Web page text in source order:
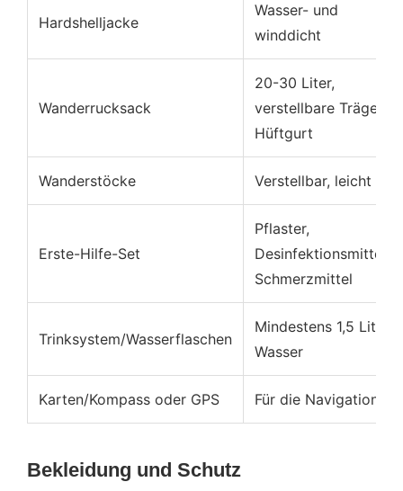
Hardshelljacke
Wasser- und
winddicht
Wanderrucksack
20-30 Liter,
verstellbare Träger,
Hüftgurt
Wanderstöcke Verstellbar, leicht
Erste-Hilfe-Set
Pflaster,
Desinfektionsmittel,
Schmerzmittel
Trinksystem/Wasserflaschen
Mindestens 1,5 Liter
Wasser
Karten/Kompass oder GPS Für die Navigation
Bekleidung und Schutz